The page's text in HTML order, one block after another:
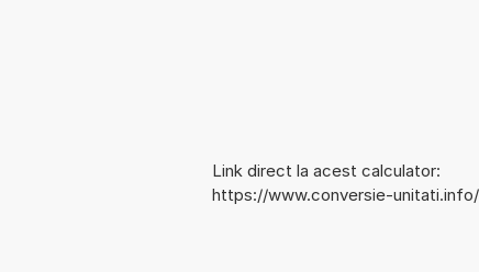
Link direct la acest calculator:
https://www.conversie-